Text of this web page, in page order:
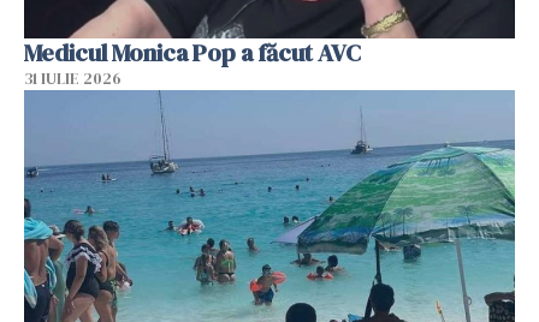
Medicul Monica Pop a făcut AVC
31 IULIE 2026